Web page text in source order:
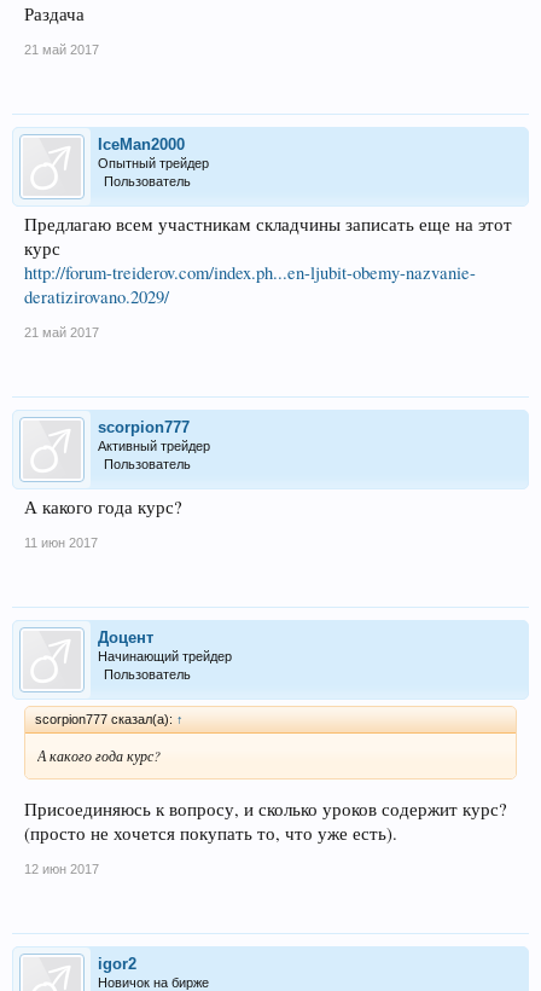
Раздача
21 май 2017
IceMan2000
Опытный трейдер
Пользователь
Предлагаю всем участникам складчины записать еще на этот
курс
http://forum-treiderov.com/index.ph...en-ljubit-obemy-nazvanie-
deratizirovano.2029/
21 май 2017
scorpion777
Активный трейдер
Пользователь
А какого года курс?
11 июн 2017
Доцент
Начинающий трейдер
Пользователь
scorpion777 сказал(а): ↑
А какого года курс?
Присоединяюсь к вопросу, и сколько уроков содержит курс?
(просто не хочется покупать то, что уже есть).
12 июн 2017
igor2
Новичок на бирже